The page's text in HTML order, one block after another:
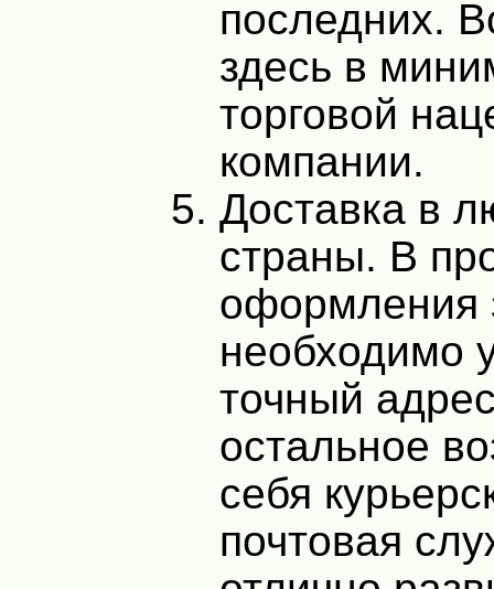
последних.
здесь в
торговой
компании.
Доставка в
страны. В
оформления
необходимо
точный
остальное
себя
почтовая